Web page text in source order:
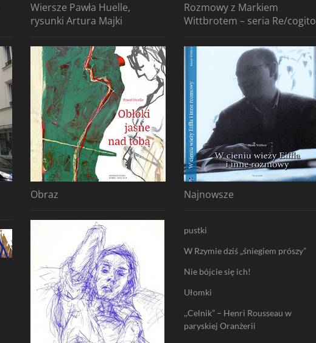
Wiersze Pawła Huelle,
rysunki Artura Majki
Obraz
Rozmowy z Markiem
Wittbrotem – seria Re/cogito
Najnowsze
pustki
W Rzymie dziś „śniegiem prószy”
Nie bójcie się ich!
Ułomki
,,Celnik” – Henri Rousseau w
paryskiej Oranżerii